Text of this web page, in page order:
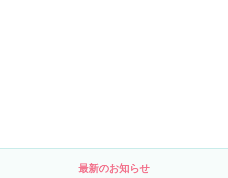
最新のお知らせ